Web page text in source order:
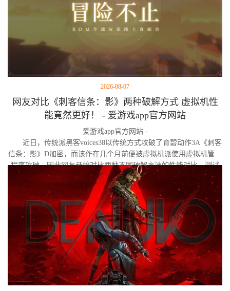
2026-08-07
网友对比《刺客信条：影》两种破解方式 虚拟机性
能竟然更好！ - 爱游戏app官方网站
爱游戏app官方网站 -
近日，传统派黑客voices38以传统方式攻破了育碧动作3A《刺客
信条：影》D加密，而该作在几个月前便被虚拟机派使用虚拟机管理
程序攻破。因此网友开始对比两种不同破解方法的性能对比。测试
作者决定验证，虚拟机管理程序是否真的会像许多玩家认为的那
样，导致明显的帧数下降。